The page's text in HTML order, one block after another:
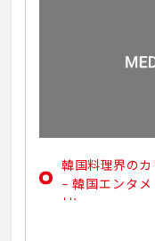
韓国料理界の
– 韓国エンタ
リ)